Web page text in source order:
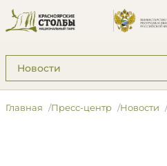
Подразделы: Пресс-центр
Главная Пресс-центр Новости